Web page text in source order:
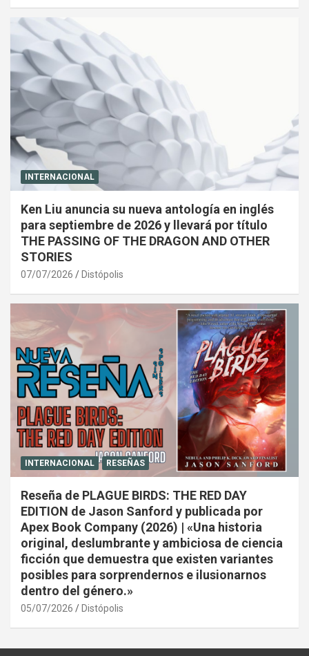
INTERNACIONAL
Ken Liu anuncia su nueva antología en inglés
para septiembre de 2026 y llevará por título
THE PASSING OF THE DRAGON AND OTHER
STORIES
07/07/2026 Distópolis
INTERNACIONAL RESEÑAS
Reseña de PLAGUE BIRDS: THE RED DAY
EDITION de Jason Sanford y publicada por
Apex Book Company (2026) | «Una historia
original, deslumbrante y ambiciosa de ciencia
ficción que demuestra que existen variantes
posibles para sorprendernos e ilusionarnos
dentro del género.»
05/07/2026 Distópolis